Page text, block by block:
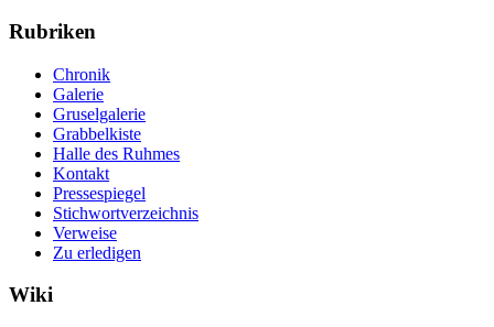
Rubriken
Chronik
Galerie
Gruselgalerie
Grabbelkiste
Halle des Ruhmes
Kontakt
Pressespiegel
Stichwortverzeichnis
Verweise
Zu erledigen
Wiki